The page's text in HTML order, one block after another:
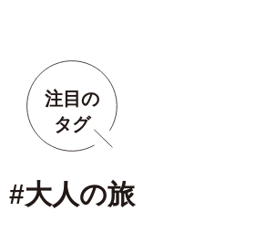
注目の
タグ
#大人の旅